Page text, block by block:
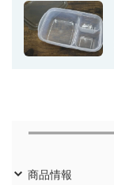
商品情報